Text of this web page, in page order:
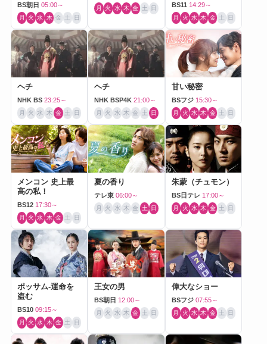
BS朝日 05:00～
月 火 水 木 金 土 日
月 火 水 木 金 土 日 BS11 14:29～
月 火 水 木 金 土 日
ヘチ
NHK BS 23:25～
月 火 水 木 金 土 日
ヘチ
NHK BSP4K 21:00～
月 火 水 木 金 土 日
甘い秘密
BSフジ 15:30～
月 火 水 木 金 土 日
メンコン 史上最
高の私！
BS12 17:30～
月 火 水 木 金 土 日
夏の香り
テレ東 06:00～
月 火 水 木 金 土 日
朱蒙（チュモン）
BS日テレ 17:00～
月 火 水 木 金 土 日
ポッサム-運命を
盗む
BS10 09:15～
月 火 水 木 金 土 日
王女の男
BS朝日 12:00～
月 火 水 木 金 土 日
偉大なショー
BSフジ 07:55～
月 火 水 木 金 土 日